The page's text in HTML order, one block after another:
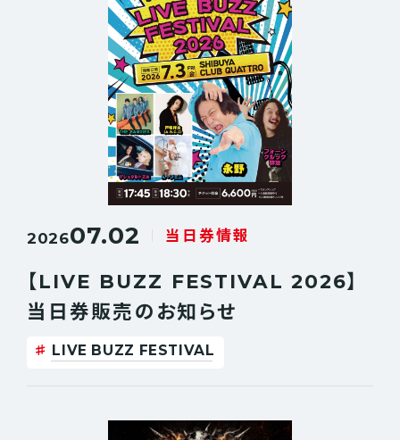
202607.02 当日券情報
【LIVE BUZZ FESTIVAL 2026】
当日券販売のお知らせ
LIVE BUZZ FESTIVAL